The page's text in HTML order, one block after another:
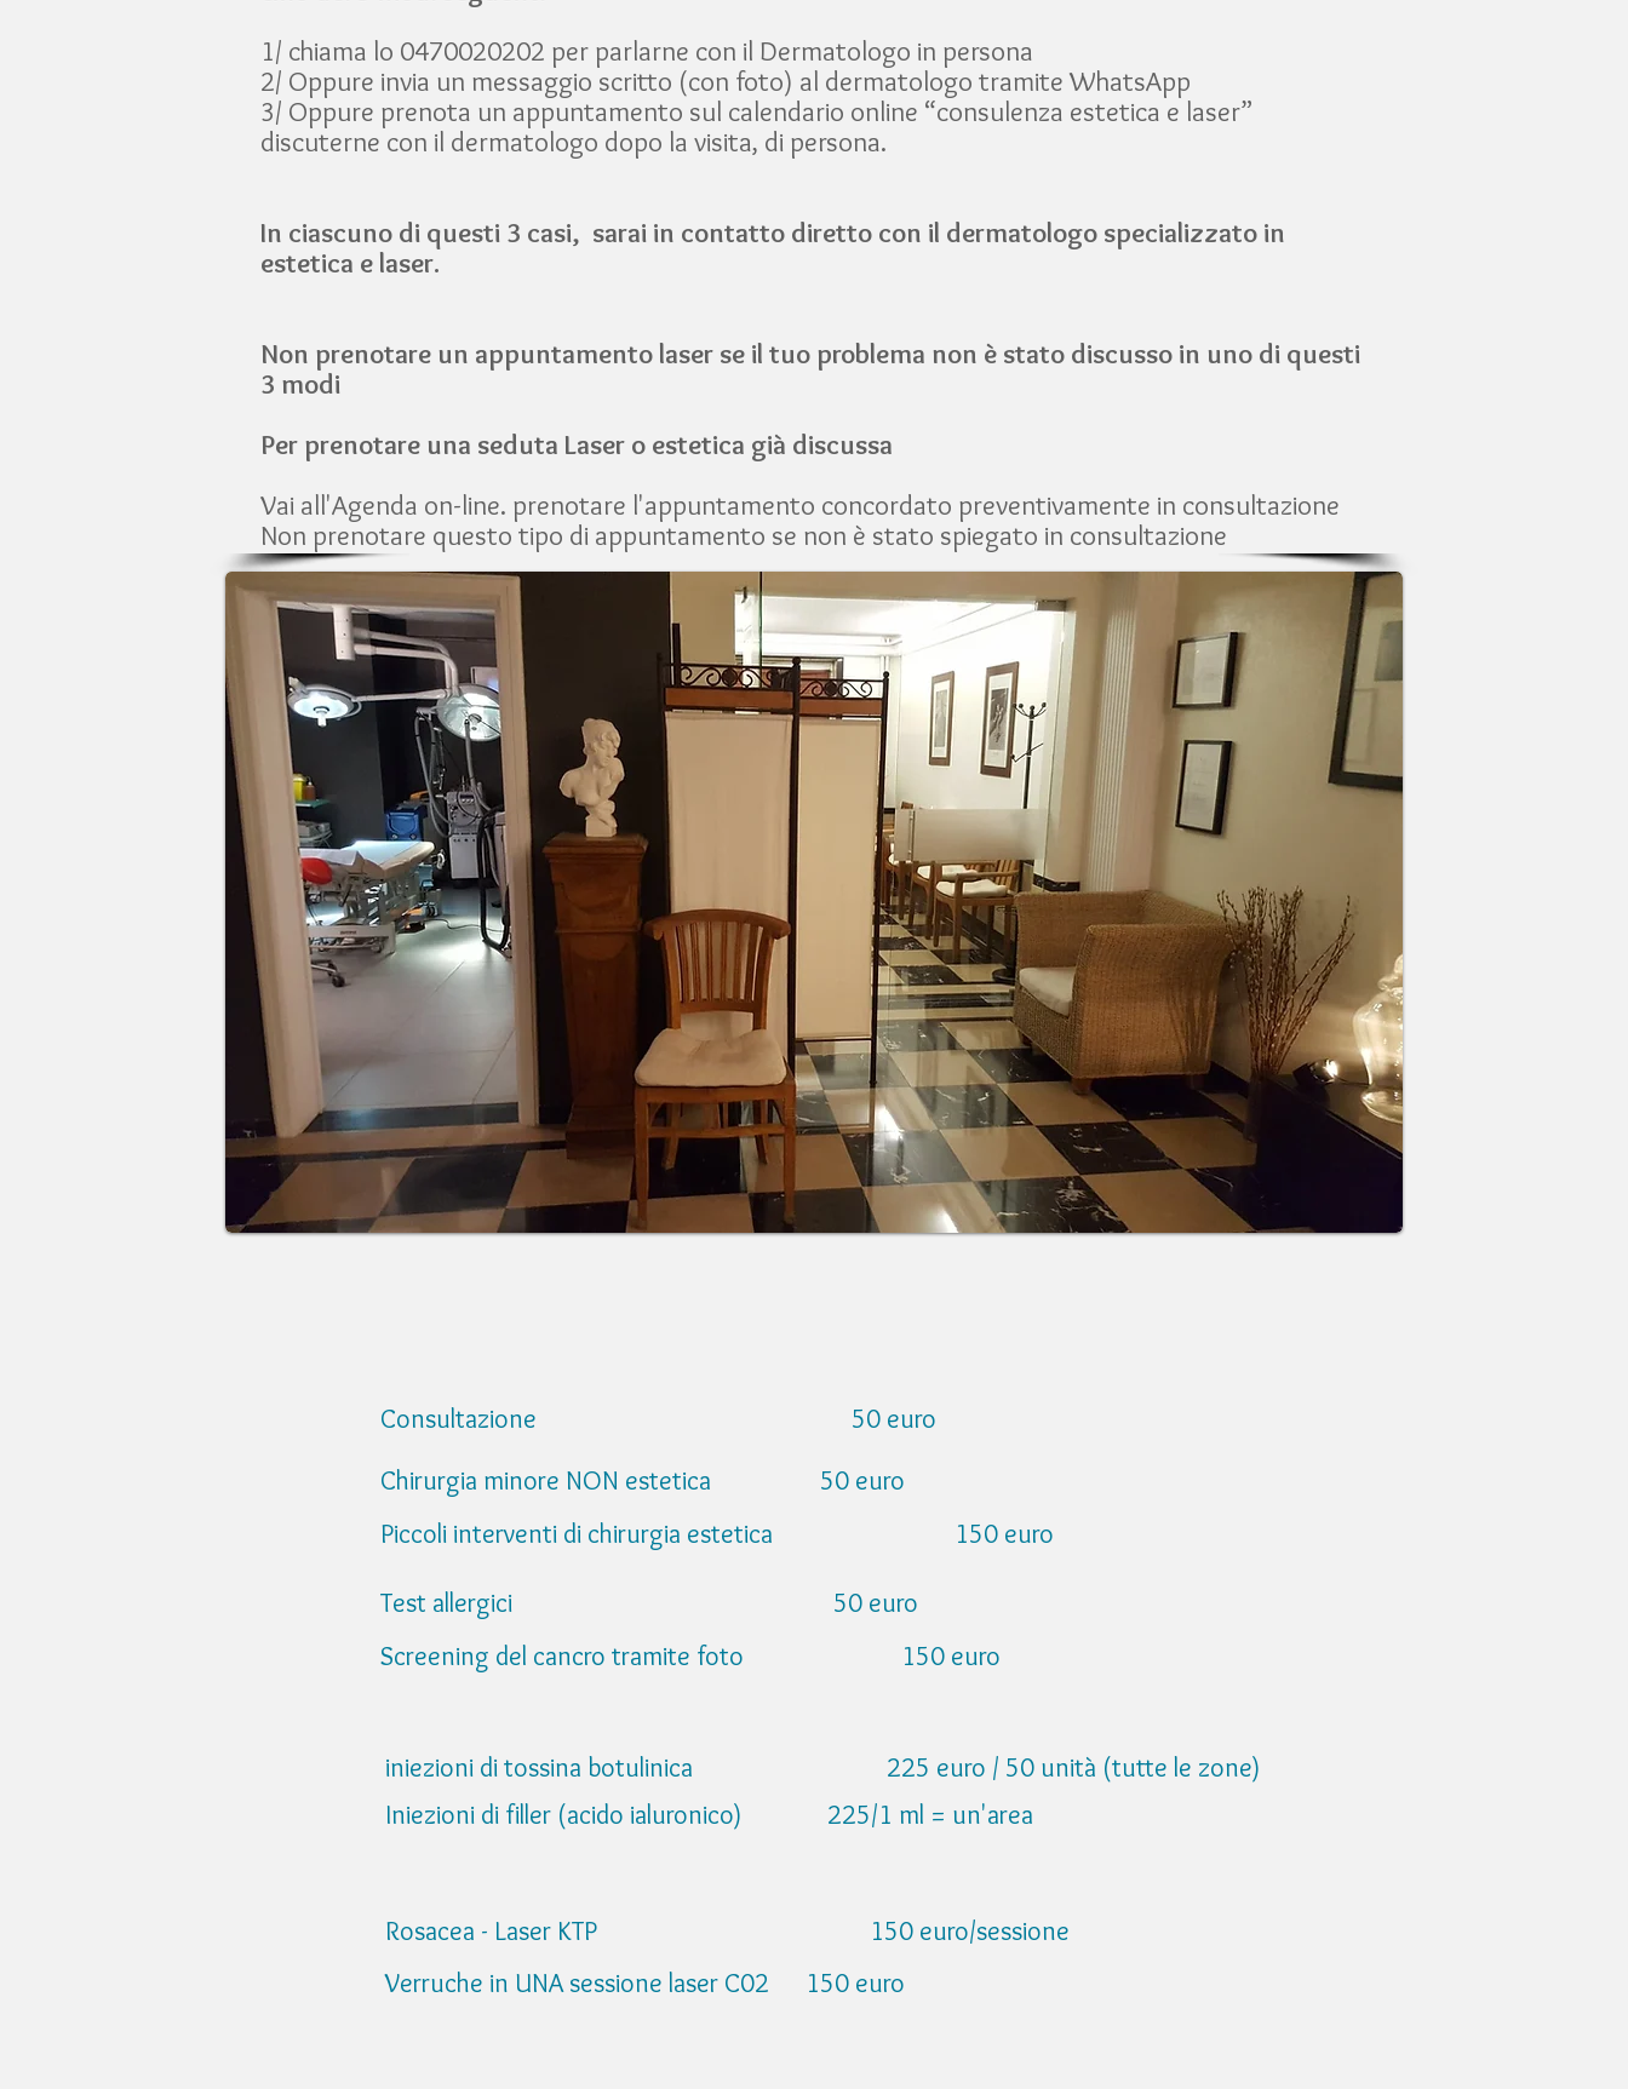
1/ chiama lo 0470020202 per parlarne con il Dermatologo in persona
2/ Oppure invia un messaggio scritto (con foto) al dermatologo tramite WhatsApp
3/ Oppure prenota un appuntamento sul calendario online “consulenza estetica e laser”
discuterne con il dermatologo dopo la visita, di persona.
In ciascuno di questi 3 casi, sarai in contatto diretto con il dermatologo specializzato in
estetica e laser.
Non prenotare un appuntamento laser se il tuo problema non è stato discusso in uno di questi
3 modi
Per prenotare una seduta Laser o estetica già discussa
Vai all'Agenda on-line. prenotare l'appuntamento concordato preventivamente in consultazione
Non prenotare questo tipo di appuntamento se non è stato spiegato in consultazione
Consultazione 50 euro
Chirurgia minore NON estetica 50 euro
Piccoli interventi di chirurgia estetica 150 euro
Test allergici 50 euro
Screening del cancro tramite foto 150 euro
iniezioni di tossina botulinica 225 euro / 50 unità (tutte le zone)
Iniezioni di filler (acido ialuronico) 225/1 ml = un'area
Rosacea - Laser KTP 150 euro/sessione
Verruche in UNA sessione laser C02 150 euro